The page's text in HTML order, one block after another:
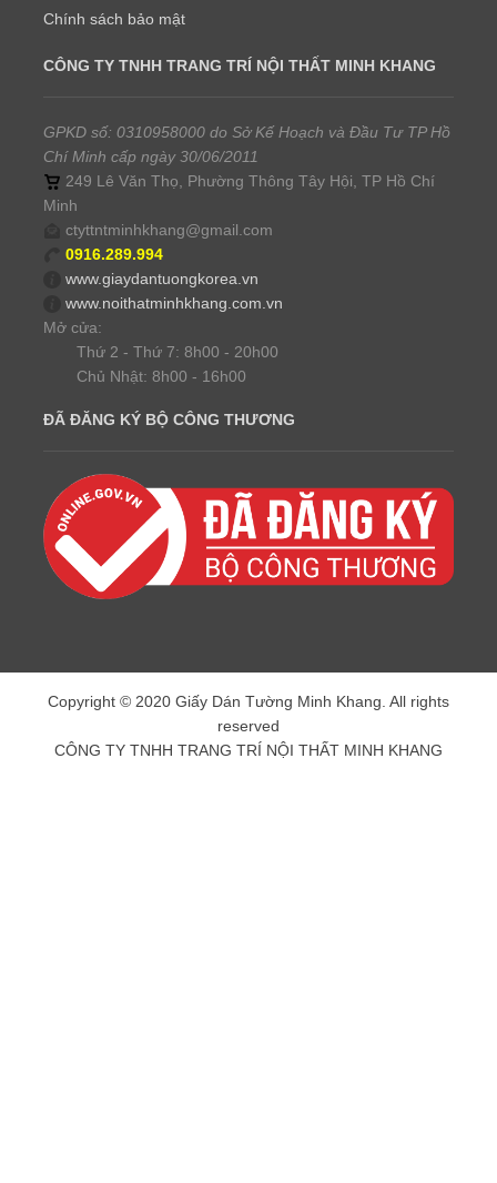
Chính sách bảo mật
CÔNG TY TNHH TRANG TRÍ NỘI THẤT MINH KHANG
GPKD số: 0310958000 do Sở Kế Hoạch và Đầu Tư TP Hồ
Chí Minh cấp ngày 30/06/2011
249 Lê Văn Thọ, Phường Thông Tây Hội, TP Hồ Chí
Minh
ctyttntminhkhang@gmail.com
0916.289.994
www.giaydantuongkorea.vn
www.noithatminhkhang.com.vn
Mở cửa:
Thứ 2 - Thứ 7: 8h00 - 20h00
Chủ Nhật: 8h00 - 16h00
ĐÃ ĐĂNG KÝ BỘ CÔNG THƯƠNG
Copyright © 2020 Giấy Dán Tường Minh Khang. All rights
reserved
CÔNG TY TNHH TRANG TRÍ NỘI THẤT MINH KHANG